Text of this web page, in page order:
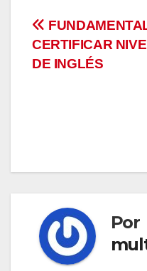
de
CERTIFICAR
DE INGLÉS
Por